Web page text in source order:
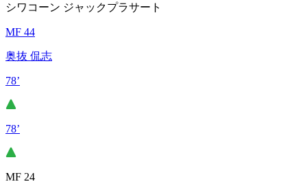
シワコーン ジャックプラサート
MF 44
奥抜 侃志
78’
78’
MF 24